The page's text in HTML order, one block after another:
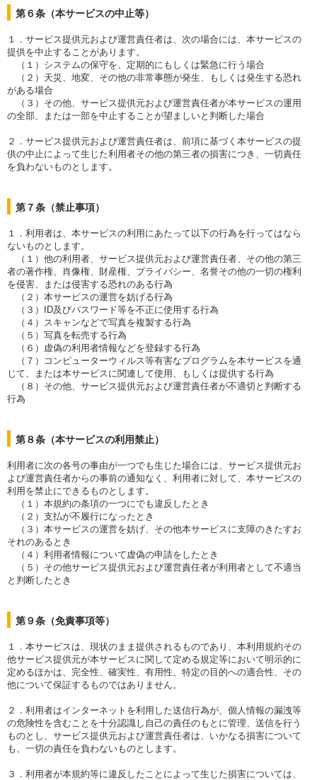
第６条（本サービスの中止等）
１．サービス提供元および運営責任者は、次の場合には、本サービスの
提供を中止することがあります。
（１）システムの保守を、定期的にもしくは緊急に行う場合
（２）天災、地変、その他の非常事態が発生、もしくは発生する恐れ
がある場合
（３）その他、サービス提供元および運営責任者が本サービスの運用
の全部、または一部を中止することが望ましいと判断した場合
２．サービス提供元および運営責任者は、前項に基づく本サービスの提
供の中止によって生じた利用者その他の第三者の損害につき、一切責任
を負わないものとします。
第７条（禁止事項）
１．利用者は、本サービスの利用にあたって以下の行為を行ってはなら
ないものとします。
（１）他の利用者、サービス提供元および運営責任者、その他の第三
者の著作権、肖像権、財産権、プライバシー、名誉その他の一切の権利
を侵害、または侵害する恐れのある行為
（２）本サービスの運営を妨げる行為
（３）ID及びパスワード等を不正に使用する行為
（４）スキャンなどで写真を複製する行為
（５）写真を転売する行為
（６）虚偽の利用者情報などを登録する行為
（７）コンピューターウィルス等有害なプログラムを本サービスを通
じて、または本サービスに関連して使用、もしくは提供する行為
（８）その他、サービス提供元および運営責任者が不適切と判断する
行為
第８条（本サービスの利用禁止）
利用者に次の各号の事由が一つでも生じた場合には、サービス提供元お
よび運営責任者からの事前の通知なく、利用者に対して、本サービスの
利用を禁止にできるものとします。
（１）本規約の条項の一つにでも違反したとき
（２）支払が不履行になったとき
（３）本サービスの運営を妨げ、その他本サービスに支障のきたすお
それのあるとき
（４）利用者情報について虚偽の申請をしたとき
（５）その他サービス提供元および運営責任者が利用者として不適当
と判断したとき
第９条（免責事項等）
１．本サービスは、現状のまま提供されるものであり、本利用規約その
他サービス提供元が本サービスに関して定める規定等において明示的に
定めるほかは、完全性、確実性、有用性、特定の目的への適合性、その
他について保証するものではありません。
２．利用者はインターネットを利用した送信行為が、個人情報の漏洩等
の危険性を含むことを十分認識し自己の責任のもとに管理、送信を行う
ものとし、サービス提供元および運営責任者は、いかなる損害について
も、一切の責任を負わないものとします。
３．利用者が本規約等に違反したことによって生じた損害については、